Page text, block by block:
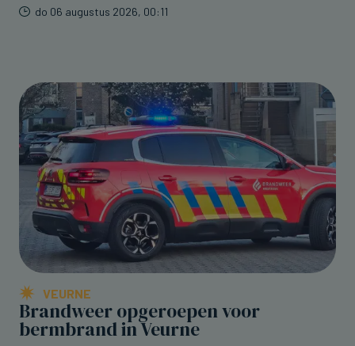
do 06 augustus 2026, 00:11
VEURNE
Brandweer opgeroepen voor
bermbrand in Veurne